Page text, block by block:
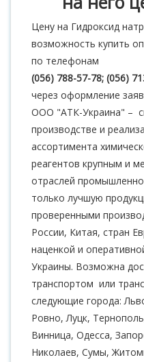
Цену на Гидроксид
возможность купить
по телефонам
(056) 788-57-78; (056)
через оформление
ООО "АТК-Украина" –
производстве и
ассортимента
реагентов крупным и
отраслей
только лучшую
проверенными
России, Китая, стран
наценкой и
Украины. Возможна
транспортом или
следующие города:
Ровно, Луцк,
Винница, Одесса,
Николаев, Сумы,